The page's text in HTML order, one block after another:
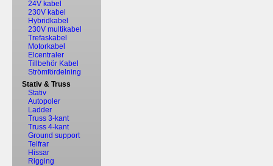
24V kabel
230V kabel
Hybridkabel
230V multikabel
Trefaskabel
Motorkabel
Elcentraler
Tillbehör Kabel
Strömfördelning
Stativ & Truss
Stativ
Autopoler
Ladder
Truss 3-kant
Truss 4-kant
Ground support
Telfrar
Hissar
Rigging